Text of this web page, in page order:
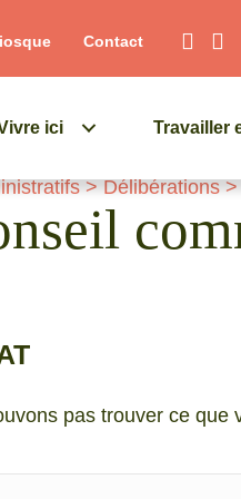
Contact
ici Travailler
>Délibérations
pas trouver ce que